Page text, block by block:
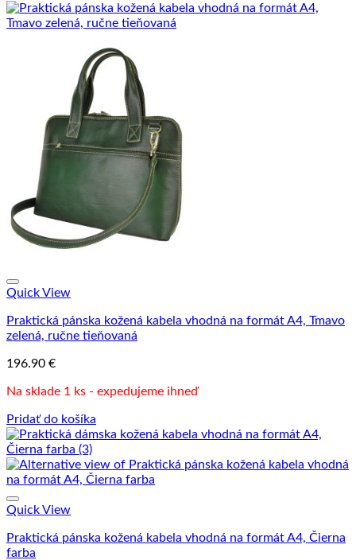
Quick View
Praktická pánska kožená kabela vhodná na formát A4, Tmavo
zelená, ručne tieňovaná
196.90 €
Na sklade 1 ks - expedujeme ihneď
Pridať do košíka
Quick View
Praktická pánska kožená kabela vhodná na formát A4, Čierna
farba